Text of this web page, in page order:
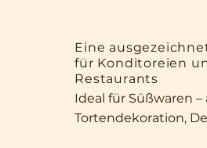
auch durch ihre
überzeugen. Dank
und ihres intensiven
eignen sie sich
für zwischendurch
Eine
für Konditoreien
Restaurants
Ideal für Süßwaren –
Tortendekoration,